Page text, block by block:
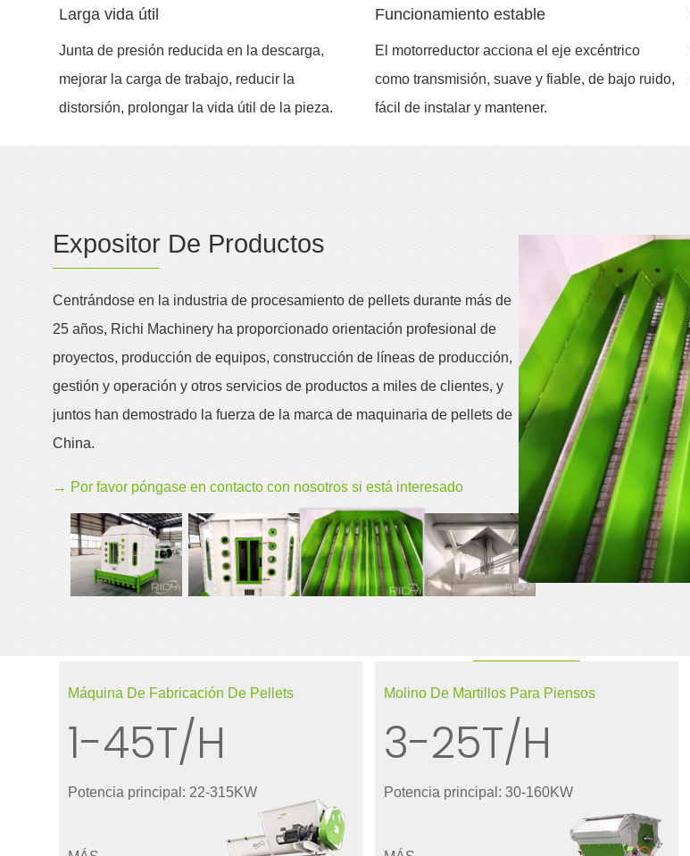
Larga vida útil
Junta de presión reducida en la descarga,
mejorar la carga de trabajo, reducir la
distorsión, prolongar la vida útil de la pieza.
Funcionamiento estable
El motorreductor acciona el eje excéntrico
como transmisión, suave y fiable, de bajo ruido,
fácil de instalar y mantener.
Expositor De Productos
Centrándose en la industria de procesamiento de pellets durante más de
25 años, Richi Machinery ha proporcionado orientación profesional de
proyectos, producción de equipos, construcción de líneas de producción,
gestión y operación y otros servicios de productos a miles de clientes, y
juntos han demostrado la fuerza de la marca de maquinaria de pellets de
China.
→ Por favor póngase en contacto con nosotros si está interesado
Máquina De Fabricación De Pellets
1-45T/H
Potencia principal: 22-315KW
Molino De Martillos Para Piensos
3-25T/H
Potencia principal: 30-160KW